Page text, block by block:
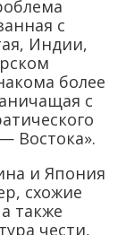
с
Индии,
более
с
Востока».
и Япония
схожие
также
чести,